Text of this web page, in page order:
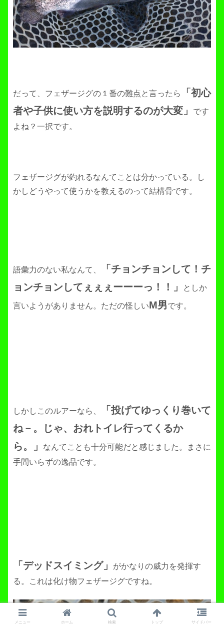
だって、フェザージグの１番の難点と言ったら
「初心
者や子供に使い方を説明するのが大変」
です
よね？一択です。
フェザージグが釣れるなんてことは分かっている。し
かしどうやって使うかを教えるのって結構骨です。
語彙力のない私なんて、
「チョンチョンして！チ
ョンチョンしてぇぇぇーーーっ！！」
としか
言いようがありません。ただの怪しいM男です。
しかしこのルアーなら、
「投げてゆっくり巻いて
ね－。じゃ、おれトイレ行ってくるか
ら。」
なんてことも十分可能だと感じました。まさに
手間いらずの逸品です。
「デッドスイミング」
がかなりの威力を発揮す
る。これは化け物フェザージグですね。
メニュー ホーム 検索 トップ サイドバー